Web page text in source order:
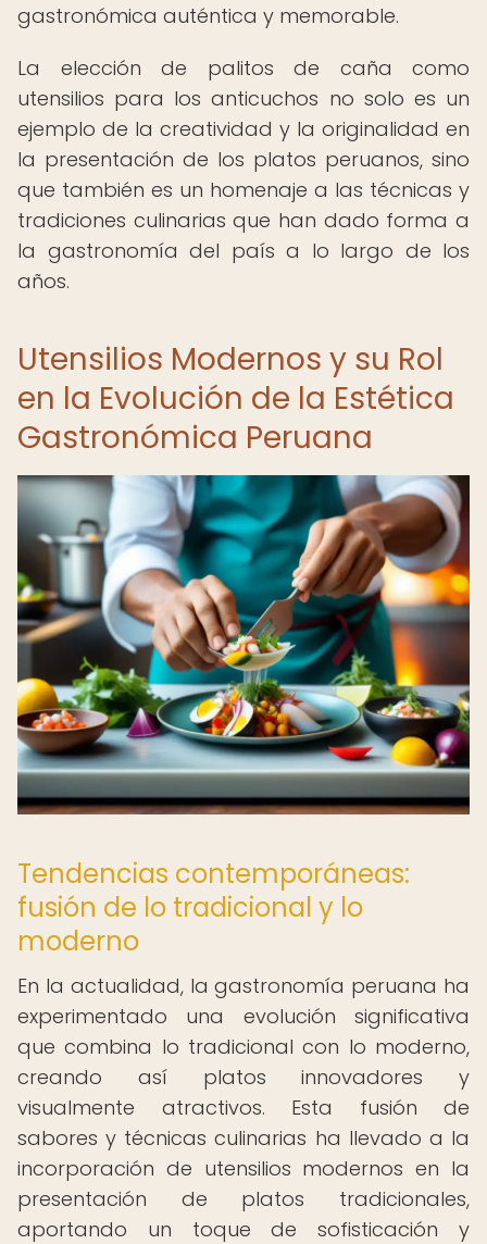
gastronómica auténtica y memorable.
La elección de palitos de caña como
utensilios para los anticuchos no solo es un
ejemplo de la creatividad y la originalidad en
la presentación de los platos peruanos, sino
que también es un homenaje a las técnicas y
tradiciones culinarias que han dado forma a
la gastronomía del país a lo largo de los
años.
Utensilios Modernos y su Rol
en la Evolución de la Estética
Gastronómica Peruana
Tendencias contemporáneas:
fusión de lo tradicional y lo
moderno
En la actualidad, la gastronomía peruana ha
experimentado una evolución significativa
que combina lo tradicional con lo moderno,
creando así platos innovadores y
visualmente atractivos. Esta fusión de
sabores y técnicas culinarias ha llevado a la
incorporación de utensilios modernos en la
presentación de platos tradicionales,
aportando un toque de sofisticación y